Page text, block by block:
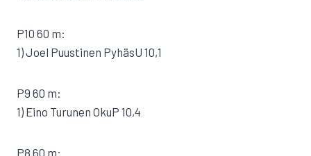
P10 60 m:
1) Joel Puustinen PyhäsU 10,1
P9 60 m:
1) Eino Turunen OkuP 10,4
P8 60 m: